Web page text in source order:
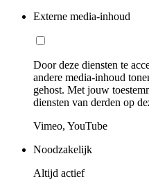
Externe media-inhoud
Door deze diensten te
andere media-inhoud
gehost. Met jouw
diensten van derden op
Vimeo, YouTube
Noodzakelijk
Altijd actief